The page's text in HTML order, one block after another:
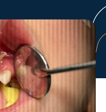
kalıcı hasara yol
tanı ve tedavi,
korumada kritik bir